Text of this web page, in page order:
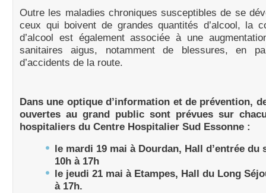
Outre les maladies chroniques susceptibles de se
ceux qui boivent de grandes quantités d’alcool, la
d’alcool est également associée à une
sanitaires aigus, notamment de blessures, en
d’accidents de la route.
Dans une optique d’information et de prévention,
ouvertes au grand public sont prévues sur
hospitaliers du Centre Hospitalier Sud Essonne :
le mardi 19 mai à Dourdan, Hall d’entrée du
10h à 17h
le jeudi 21 mai à Etampes, Hall du Long
à 17h.